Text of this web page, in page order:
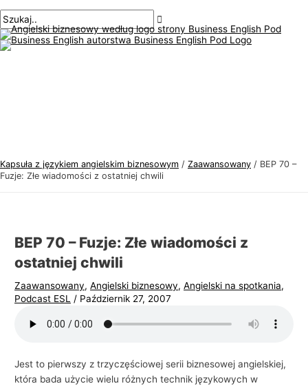
do
treści
główne
Kapsuła z językiem angielskim biznesowym / Zaawansowany / BEP 70 –
Fuzje: Złe wiadomości z ostatniej chwili
BEP 70 – Fuzje: Złe wiadomości z
ostatniej chwili
Zaawansowany,Angielski biznesowy,Angielski na spotkania,
Podcast ESL
/ Październik 27, 2007
Jest to pierwszy z trzyczęściowej serii biznesowej angielskiej,
która bada użycie wielu różnych technik językowych w
po
wpisach
tutaj..
mail*
T
e
m
ę
a
a
n
g
s
S
z
u